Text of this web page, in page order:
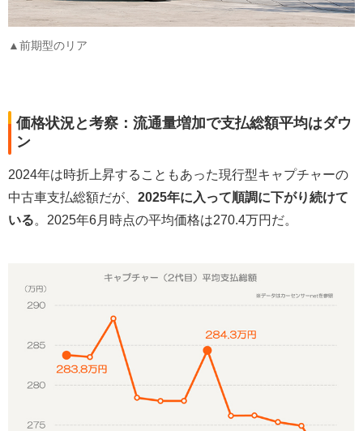
▲前期型のリア
価格状況と考察：流通量増加で支払総額平均はダウ
ン
2024年は時折上昇することもあった現行型キャプチャーの
中古車支払総額だが、 2025年に入って順調に下がり続けて
いる。2025年6月時点の平均価格は270.4万円だ。